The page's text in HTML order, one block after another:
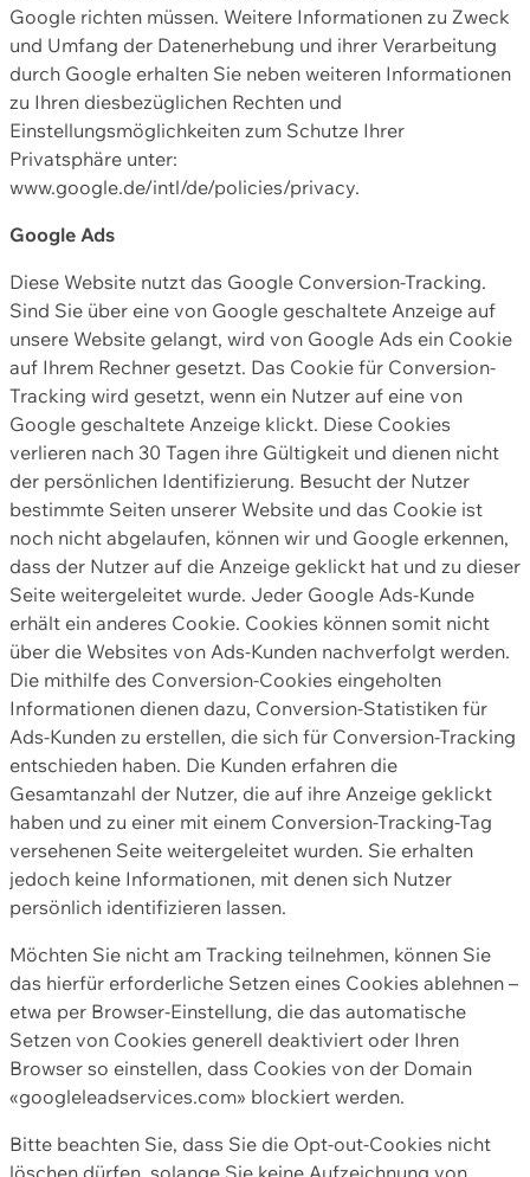
Google richten müssen. Weitere Informationen zu Zweck
und Umfang der Datenerhebung und ihrer Verarbeitung
durch Google erhalten Sie neben weiteren Informationen
zu Ihren diesbezüglichen Rechten und
Einstellungsmöglichkeiten zum Schutze Ihrer
Privatsphäre unter:
www.google.de/intl/de/policies/privacy.
Google Ads
Diese Website nutzt das Google Conversion-Tracking.
Sind Sie über eine von Google geschaltete Anzeige auf
unsere Website gelangt, wird von Google Ads ein Cookie
auf Ihrem Rechner gesetzt. Das Cookie für Conversion-
Tracking wird gesetzt, wenn ein Nutzer auf eine von
Google geschaltete Anzeige klickt. Diese Cookies
verlieren nach 30 Tagen ihre Gültigkeit und dienen nicht
der persönlichen Identifizierung. Besucht der Nutzer
bestimmte Seiten unserer Website und das Cookie ist
noch nicht abgelaufen, können wir und Google erkennen,
dass der Nutzer auf die Anzeige geklickt hat und zu dieser
Seite weitergeleitet wurde. Jeder Google Ads-Kunde
erhält ein anderes Cookie. Cookies können somit nicht
über die Websites von Ads-Kunden nachverfolgt werden.
Die mithilfe des Conversion-Cookies eingeholten
Informationen dienen dazu, Conversion-Statistiken für
Ads-Kunden zu erstellen, die sich für Conversion-Tracking
entschieden haben. Die Kunden erfahren die
Gesamtanzahl der Nutzer, die auf ihre Anzeige geklickt
haben und zu einer mit einem Conversion-Tracking-Tag
versehenen Seite weitergeleitet wurden. Sie erhalten
jedoch keine Informationen, mit denen sich Nutzer
persönlich identifizieren lassen.
Möchten Sie nicht am Tracking teilnehmen, können Sie
das hierfür erforderliche Setzen eines Cookies ablehnen –
etwa per Browser-Einstellung, die das automatische
Setzen von Cookies generell deaktiviert oder Ihren
Browser so einstellen, dass Cookies von der Domain
«googleleadservices.com» blockiert werden.
Bitte beachten Sie, dass Sie die Opt-out-Cookies nicht